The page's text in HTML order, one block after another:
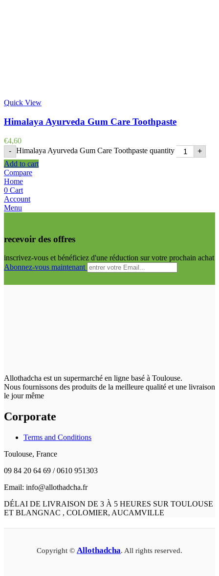
Quick View
Himalaya Ayurveda Gum Care Toothpaste
€4,60
- Himalaya Ayurveda Gum Care Toothpaste quantity
+
Add to cart
Compare
Home
0 Cart
Account
Menu
recevoir des offres
inscrivez-vous et bénéficiez d'une réduction sur votre prochain achat
Abonnez-vous maintenant
Allothadcha est un supermarché en ligne basé à Toulouse.
Nous fournissons des produits de la meilleure qualité et une livraison
le jour même
Corporate
Terms and Conditions
Toulouse, France
09 84 20 64 69 / 0610 951303
Email: info@allothadcha.fr
DÉLAI DE LIVRAISON DE 3 À 5 HEURES SUR TOULOUSE
ET BLANGNAC , COLOMIER, AUCAMVILLE
Copyright © Allothadcha. All rights reserved.